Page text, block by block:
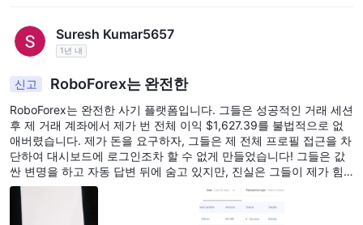
$/€10만 필요합니다.
RoboForex으로 어떤 거래 상품을 거래할 수 있나요?
통화를 포함한 12,000개의 거래 상품을 제공합니다.
Suresh Kumar5657
1년 내
신고 RoboForex는 완전한
RoboForex는 완전한 사기 플랫폼입니다. 그들은 성공적인 거래 세션
후 제 거래 계좌에서 제가 번 전체 이익 $1,627.39를 불법적으로 없
애버렸습니다. 제가 돈을 요구하자, 그들은 제 전체 프로필 접근을 차
단하여 대시보드에 로그인조차 할 수 없게 만들었습니다! 그들은 값
싼 변명을 하고 자동 답변 뒤에 숨고 있지만, 진실은 그들이 제가 힘
들게 번 돈을 훔쳤다는 것입니다. 그들은 소매 거래자들을 노리는 도
둑입니다. 이브로커에 투자를 절대 맡기지 마세요. 돈을 버는 순간 수
익을 훔칠 것입니다. 무슨 일이 있어도 RoboForex를 피하세요!